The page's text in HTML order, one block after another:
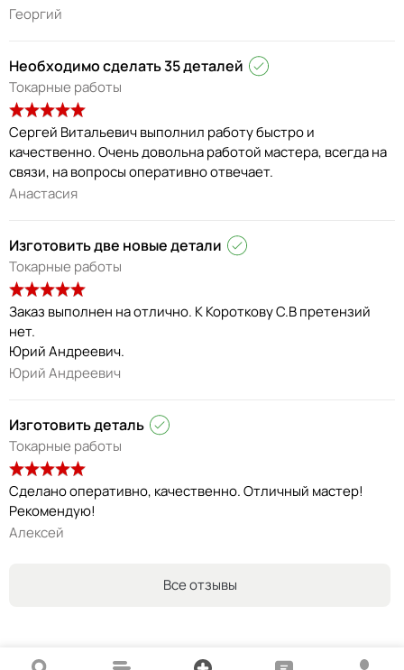
Георгий
Необходимо сделать 35 деталей
Токарные работы
Сергей Витальевич выполнил работу быстро и
качественно. Очень довольна работой мастера, всегда на
связи, на вопросы оперативно отвечает.
Анастасия
Изготовить две новые детали
Токарные работы
Заказ выполнен на отлично. К Короткову С.В претензий
нет.
Юрий Андреевич.
Юрий Андреевич
Изготовить деталь
Токарные работы
Сделано оперативно, качественно. Отличный мастер!
Рекомендую!
Алексей
Все отзывы